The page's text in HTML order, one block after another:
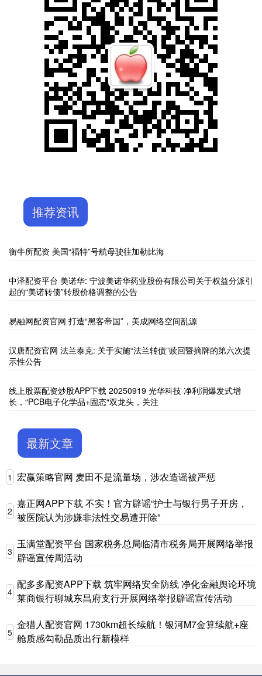
推荐资讯
衡牛所配资 美国“福特”号航母驶往加勒比海
中泽配资平台 美诺华: 宁波美诺华药业股份有限公司关于权益分派引
起的“美诺转债”转股价格调整的公告
易融网配资官网 打造“黑客帝国”，美成网络空间乱源
汉唐配资官网 法兰泰克: 关于实施“法兰转债”赎回暨摘牌的第六次提
示性公告
线上股票配资炒股APP下载 20250919 光华科技 净利润爆发式增
长，“PCB电子化学品+固态“双龙头，关注
最新文章
1 宏赢策略官网 麦田不是流量场，涉农造谣被严惩
2
嘉正网APP下载 不实！官方辟谣“护士与银行男子开房，
被医院认为涉嫌非法性交易遭开除”
3
玉满堂配资平台 国家税务总局临清市税务局开展网络举报
辟谣宣传周活动
4
配多多配资APP下载 筑牢网络安全防线 净化金融舆论环境
莱商银行聊城东昌府支行开展网络举报辟谣宣传活动
5
金猎人配资官网 1730km超长续航！银河M7金算续航+座
舱质感勾勒品质出行新模样